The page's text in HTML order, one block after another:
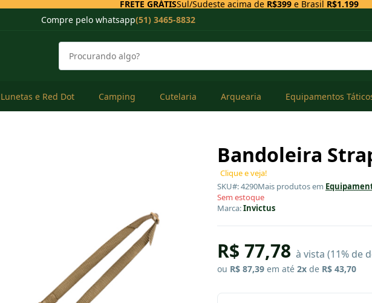
FRETE GRÁTISSul/Sudeste acima de R$399e Brasil R$1.199
Compre pelo whatsapp(51) 3465-8832
Lunetas e Red Dot Camping Cutelaria Arquearia Equipamentos
Bandoleira
Clique e veja!
SKU#: 4290Mais produtos em
Sem estoque
Marca:Invictus
R$ 77,78 à vista (11% de
ou R$ 87,39 em até 2x de R$ 43,70